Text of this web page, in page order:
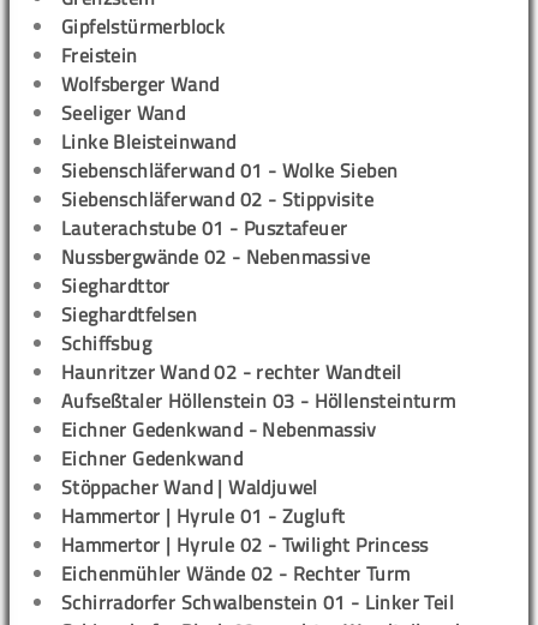
Gipfelstürmerblock
Freistein
Wolfsberger Wand
Seeliger Wand
Linke Bleisteinwand
Siebenschläferwand 01 - Wolke Sieben
Siebenschläferwand 02 - Stippvisite
Lauterachstube 01 - Pusztafeuer
Nussbergwände 02 - Nebenmassive
Sieghardttor
Sieghardtfelsen
Schiffsbug
Haunritzer Wand 02 - rechter Wandteil
Aufseßtaler Höllenstein 03 - Höllensteinturm
Eichner Gedenkwand - Nebenmassiv
Eichner Gedenkwand
Stöppacher Wand | Waldjuwel
Hammertor | Hyrule 01 - Zugluft
Hammertor | Hyrule 02 - Twilight Princess
Eichenmühler Wände 02 - Rechter Turm
Schirradorfer Schwalbenstein 01 - Linker Teil